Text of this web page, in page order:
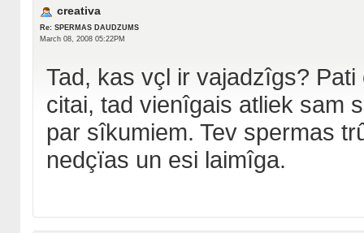
creativa
Re: SPERMAS DAUDZUMS
March 08, 2008 05:22PM
Tad, kas vçl ir vajadzîgs?
citai, tad vienîgais atliek sam
par sîkumiem. Tev spermas
nedçïas un esi laimîga.